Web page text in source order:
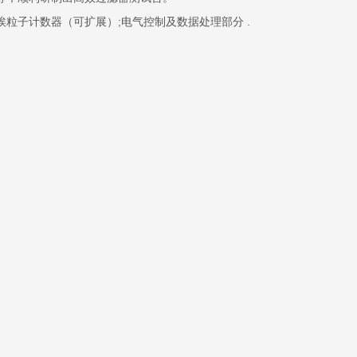
子计数器（可扩展）;电气控制及数据处理部分 .